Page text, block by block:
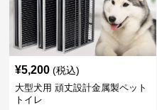
¥5,200 (税込)
大型犬用 頑丈設計金属製ペット
トイレ